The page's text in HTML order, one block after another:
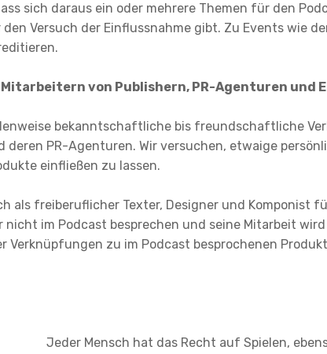
sich daraus ein oder mehrere Themen für den
Versuch der Einflussnahme gibt. Zu Events wie
von Publishern, PR-Agenturen und
bekanntschaftliche bis freundschaftliche
deren PR-Agenturen. Wir versuchen, etwaige
einfließen zu lassen.
als freiberuflicher Texter, Designer und Komponist
im Podcast besprechen und seine Mitarbeit
Verknüpfungen zu im Podcast besprochenen
Jeder Mensch hat das Recht auf Spielen,